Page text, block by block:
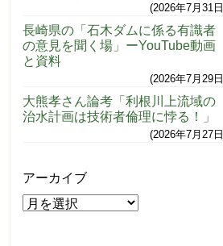
2026年7月31日
長崎県の「石木ダムに係る有識者
の意見を聞く場」ーYouTube動画
と資料
2026年7月29日
大熊孝さん論考「利根川上流域の
治水計画は技術者倫理に悖る！」
2026年7月27日
アーカイブ